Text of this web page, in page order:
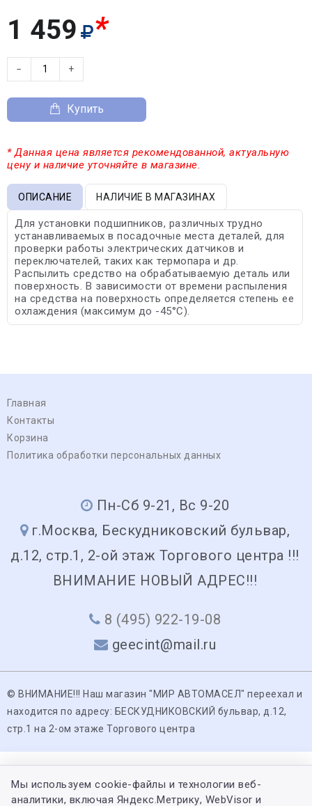
1 459 *
− +
Купить
* Данная цена является рекомендованной, актуальную
цену и наличие уточняйте в магазине.
ОПИСАНИЕ НАЛИЧИЕ В МАГАЗИНАХ
Для установки подшипников, различных трудно
устанавливаемых в посадочные места деталей, для
проверки работы электрических датчиков и
переключателей, таких как термопара и др.
Распылить средство на обрабатываемую деталь или
поверхность. В зависимости от времени распыления
на средства на поверхность определяется степень ее
охлаждения (максимум до -45°С).
Главная
Контакты
Корзина
Политика обработки персональных данных
Пн-Сб 9-21, Вс 9-20
г.Москва, Бескудниковский бульвар,
д.12, стр.1, 2-ой этаж Торгового центра !!!
ВНИМАНИЕ НОВЫЙ АДРЕС!!!
8 (495) 922-19-08
geecint@mail.ru
© ВНИМАНИЕ!!! Наш магазин "МИР АВТОМАСЕЛ" переехал и
находится по адресу: БЕСКУДНИКОВСКИЙ бульвар, д.12,
стр.1 на 2-ом этаже Торгового центра
Мы используем cookie-файлы и технологии веб-
аналитики, включая Яндекс.Метрику, WebVisor и